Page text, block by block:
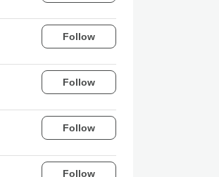
Follow
Follow
Follow
Follow